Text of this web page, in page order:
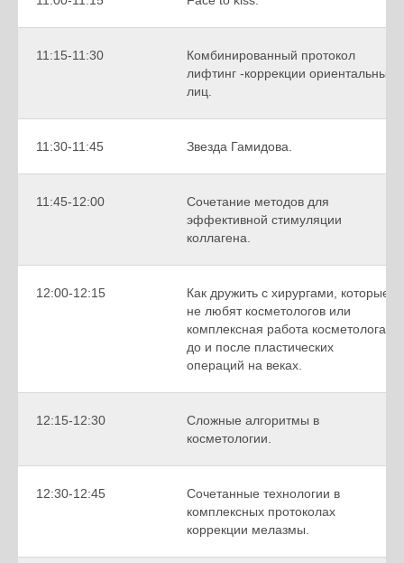
11:15-11:30
Комбинированный протокол
лифтинг -коррекции ориентальных
лиц.
11:30-11:45 Звезда Гамидова.
11:45-12:00
Сочетание методов для
эффективной стимуляции
коллагена.
12:00-12:15
Как дружить с хирургами, которые
не любят косметологов или
комплексная работа косметолога
до и после пластических
операций на веках.
12:15-12:30
Сложные алгоритмы в
косметологии.
12:30-12:45
Сочетанные технологии в
комплексных протоколах
коррекции мелазмы.